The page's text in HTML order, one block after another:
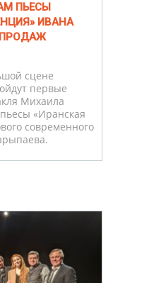
ПЬЕСЫ
ИВАНА
сцене
первые
Михаила
«Иранская
современного